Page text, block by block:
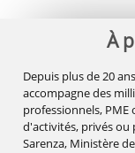
À
Depuis plus de 20
accompagne des
professionnels,
d'activités, privés ou
Sarenza, Ministère